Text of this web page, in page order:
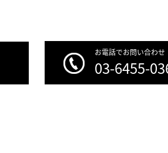
お電話でお問い合わせ
03-6455-